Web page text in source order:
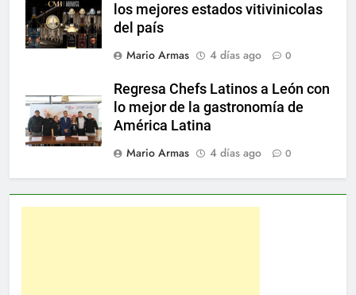
los mejores estados vitivinicolas
del país
Mario Armas
4 días ago 0
Regresa Chefs Latinos a León con
lo mejor de la gastronomía de
América Latina
Mario Armas
4 días ago 0